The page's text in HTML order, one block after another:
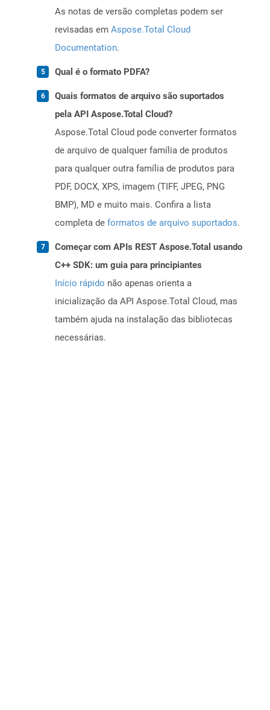
As notas de versão completas podem ser
revisadas em Aspose.Total Cloud
Documentation.
Qual é o formato PDFA?
Quais formatos de arquivo são suportados
pela API Aspose.Total Cloud?
Aspose.Total Cloud pode converter formatos
de arquivo de qualquer família de produtos
para qualquer outra família de produtos para
PDF, DOCX, XPS, imagem (TIFF, JPEG, PNG
BMP), MD e muito mais. Confira a lista
completa de formatos de arquivo suportados.
Começar com APIs REST Aspose.Total usando
C++ SDK: um guia para principiantes
Início rápido não apenas orienta a
inicialização da API Aspose.Total Cloud, mas
também ajuda na instalação das bibliotecas
necessárias.